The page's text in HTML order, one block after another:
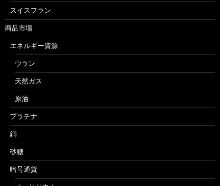
スイスフラン
商品市場
エネルギー資源
ウラン
天然ガス
原油
プラチナ
銅
砂糖
暗号通貨